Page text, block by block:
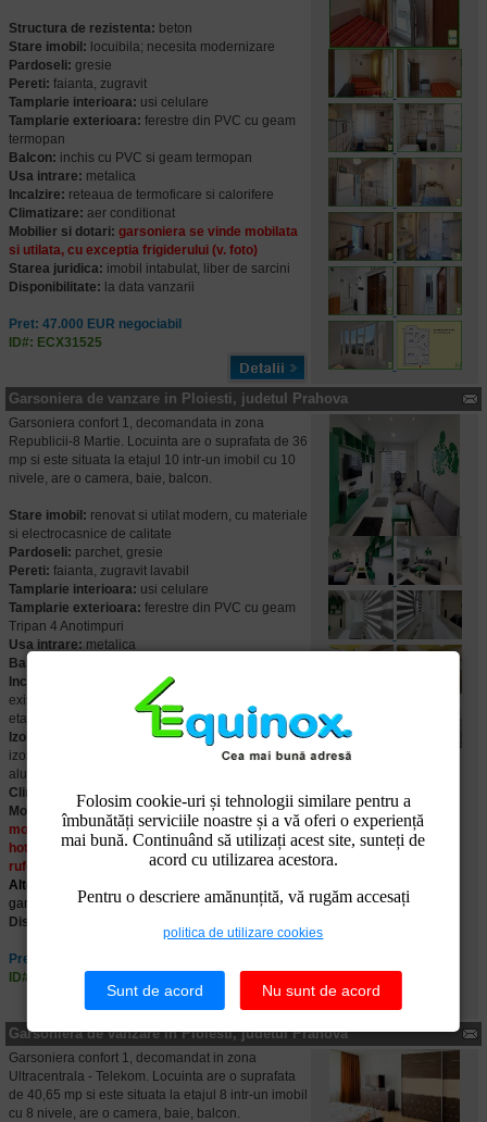
Folosim cookie-uri și tehnologii similare pentru a
îmbunătăți serviciile noastre și a vă oferi o experiență
mai bună. Continuând să utilizați acest site, sunteți de
acord cu utilizarea acestora.
Pentru o descriere amănunțită, vă rugăm accesați
politica de utilizare cookies
Sunt de acord Nu sunt de acord
Structura de rezistenta: beton
Stare imobil: locuibila; necesita modernizare
Pardoseli: gresie
Pereti: faianta, zugravit
Tamplarie interioara: usi celulare
Tamplarie exterioara: ferestre din PVC cu geam
termopan
Balcon: inchis cu PVC si geam termopan
Usa intrare: metalica
Incalzire: reteaua de termoficare si calorifere
Climatizare: aer conditionat
Mobilier si dotari: garsoniera se vinde mobilata
si utilata, cu exceptia frigiderului (v. foto)
Starea juridica: imobil intabulat, liber de sarcini
Disponibilitate: la data vanzarii
Pret: 47.000 EUR negociabil
ID#: ECX31525
Garsoniera de vanzare in Ploiesti, judetul Prahova
Garsoniera confort 1, decomandata in zona
Republicii-8 Martie. Locuinta are o suprafata de 36
mp si este situata la etajul 10 intr-un imobil cu 10
nivele, are o camera, baie, balcon.
Stare imobil: renovat si utilat modern, cu materiale
si electrocasnice de calitate
Pardoseli: parchet, gresie
Pereti: faianta, zugravit lavabil
Tamplarie interioara: usi celulare
Tamplarie exterioara: ferestre din PVC cu geam
Tripan 4 Anotimpuri
Usa intrare: metalica
Balcoane:
Incalzire:
reteaua de termoficare si calorifere;
exista separatie de gaze pe scara blocului pana la
etajul 10
Izolatie:
exterioara (cu polistiren de 10cm); tavanul
izolat cu rigips si vata minerala cu insertie de
aluminiu de 10cm
Climatizare: aer conditionat
Mobilier si dotari: garsoniera se vinde complet
mobilata si utilata, cu televizor, plita cu gaze,
hota, cuptor electric, frigider, masina de spalat
rufe, conexiune internet (v. foto)
Alte detalii:
garantie de 20 de ani
Disponibilitate:
Pret: 48.800 EUR
ID#: ECX04571
Garsoniera de vanzare in Ploiesti, judetul Prahova
Garsoniera confort 1, decomandat in zona
Ultracentrala - Telekom. Locuinta are o suprafata
de 40,65 mp si este situata la etajul 8 intr-un imobil
cu 8 nivele, are o camera, baie, balcon.